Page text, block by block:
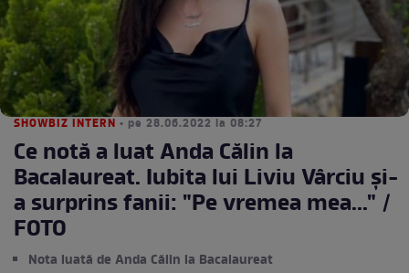
SHOWBIZ INTERN • pe 28.06.2022 la 08:27
Ce notă a luat Anda Călin la
Bacalaureat. Iubita lui Liviu Vârciu și-
a surprins fanii: "Pe vremea mea..." /
FOTO
Nota luată de Anda Călin la Bacalaureat